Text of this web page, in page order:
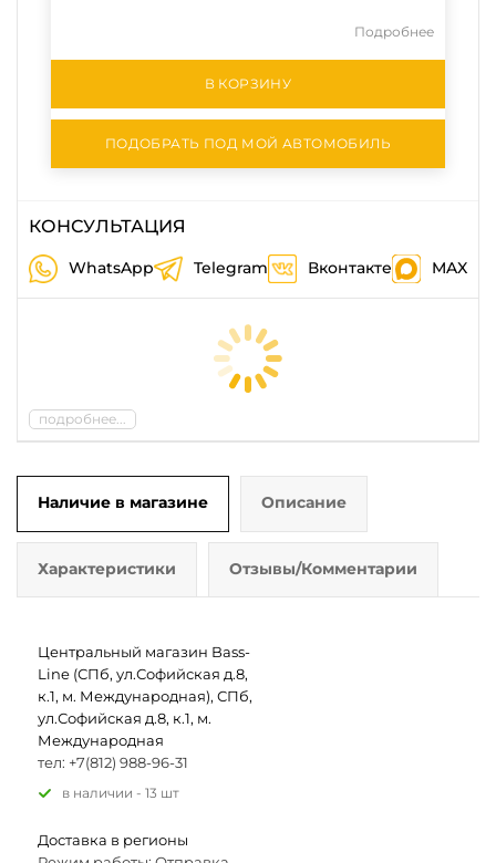
Подробнее
В КОРЗИНУ
ПОДОБРАТЬ ПОД МОЙ АВТОМОБИЛЬ
КОНСУЛЬТАЦИЯ
WhatsApp Telegram Вконтакте MAX
подробнее...
Наличие в магазине Описание
Характеристики Отзывы/Комментарии
Центральный магазин Bass-
Line (СПб, ул.Софийская д.8,
к.1, м. Международная), СПб,
ул.Софийская д.8, к.1, м.
Международная
тел: +7(812) 988-96-31
В наличии - 13 шт
Доставка в регионы